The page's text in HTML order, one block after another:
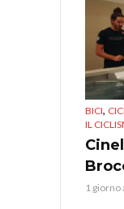
BICI,
IL
1 giorno